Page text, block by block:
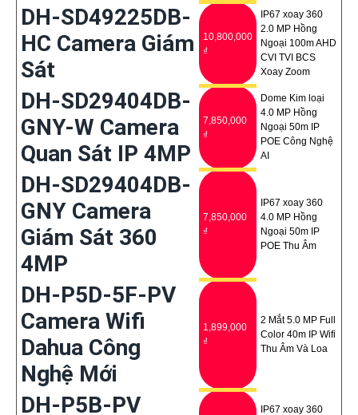
DH-SD49225DB-
HC Camera Giám
Sát
10,800,000
₫
IP67 xoay 360
2.0 MP Hồng
Ngoại 100m AHD
CVI TVI BCS
Xoay Zoom
DH-SD29404DB-
GNY-W Camera
Quan Sát IP 4MP
7,850,000
₫
Dome Kim loại
4.0 MP Hồng
Ngoại 50m IP
POE Công Nghệ
AI
DH-SD29404DB-
GNY Camera
Giám Sát 360
4MP
7,850,000
₫
IP67 xoay 360
4.0 MP Hồng
Ngoại 50m IP
POE Thu Âm
DH-P5D-5F-PV
Camera Wifi
Dahua Công
Nghệ Mới
1,899,000
₫
2 Mắt 5.0 MP Full
Color 40m IP Wifi
Thu Âm Và Loa
DH-P5B-PV
IP67 xoay 360